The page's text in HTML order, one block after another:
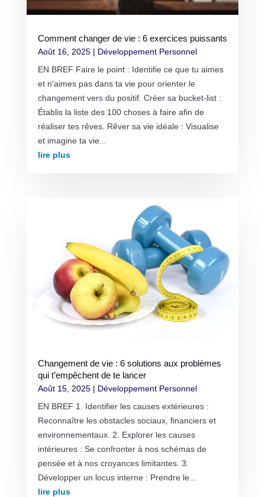
Comment changer de vie : 6 exercices puissants
Août 16, 2025| Développement Personnel
EN BREF Faire le point : Identifie ce que tu aimes
et n'aimes pas dans ta vie pour orienter le
changement vers du positif. Créer sa bucket-list :
Établis la liste des 100 choses à faire afin de
réaliser tes rêves. Rêver sa vie idéale : Visualise
et imagine ta vie...
lire plus
Changement de vie : 6 solutions aux problèmes
qui t’empêchent de te lancer
Août 15, 2025| Développement Personnel
EN BREF 1. Identifier les causes extérieures :
Reconnaître les obstacles sociaux, financiers et
environnementaux. 2. Explorer les causes
intérieures : Se confronter à nos schémas de
pensée et à nos croyances limitantes. 3.
Développer un locus interne : Prendre le...
lire plus